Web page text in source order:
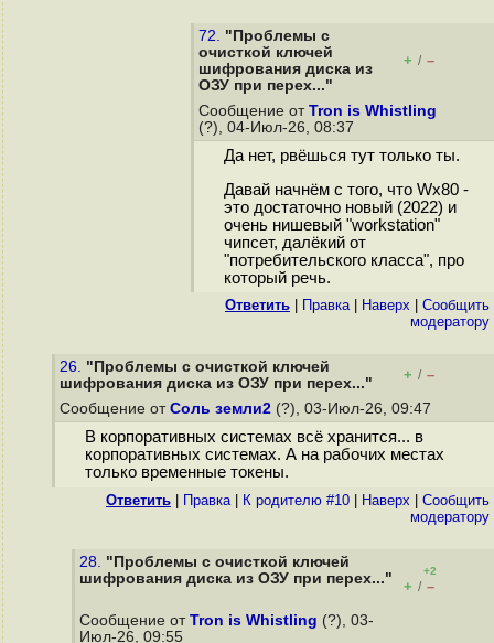
72. "Проблемы с
очисткой ключей
шифрования диска из
ОЗУ при перех..."
+ / –
Сообщение от Tron is Whistling
(?), 04-Июл-26, 08:37
Да нет, рвёшься тут только ты.
Давай начнём с того, что Wx80 -
это достаточно новый (2022) и
очень нишевый "workstation"
чипсет, далёкий от
"потребительского класса", про
который речь.
Ответить Правка| Наверх
Cообщить
модератору
26. "Проблемы с очисткой ключей
шифрования диска из ОЗУ при перех..."
+ / –
Сообщение от Соль земли2 (?), 03-Июл-26, 09:47
В корпоративных системах всё хранится... в
корпоративных системах. А на рабочих местах
только временные токены.
Ответить Правка| К родителю #10 Наверх
Cообщить
модератору
28. "Проблемы с очисткой ключей
шифрования диска из ОЗУ при перех..."
+2
+ / –
Сообщение от Tron is Whistling (?), 03-
Июл-26, 09:55